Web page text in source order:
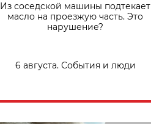
Из соседской машины подтекает
масло на проезжую часть. Это
нарушение?
6 августа. События и люди